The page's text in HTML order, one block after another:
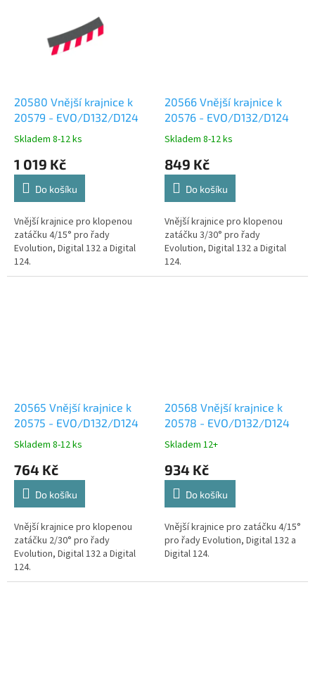
20580 Vnější krajnice k
20579 - EVO/D132/D124
Skladem 8-12 ks
1 019 Kč
Do košíku
Vnější krajnice pro klopenou
zatáčku 4/15° pro řady
Evolution, Digital 132 a Digital
124.
20566 Vnější krajnice k
20576 - EVO/D132/D124
Skladem 8-12 ks
849 Kč
Do košíku
Vnější krajnice pro klopenou
zatáčku 3/30° pro řady
Evolution, Digital 132 a Digital
124.
20565 Vnější krajnice k
20575 - EVO/D132/D124
Skladem 8-12 ks
764 Kč
Do košíku
Vnější krajnice pro klopenou
zatáčku 2/30° pro řady
Evolution, Digital 132 a Digital
124.
20568 Vnější krajnice k
20578 - EVO/D132/D124
Skladem 12+
934 Kč
Do košíku
Vnější krajnice pro zatáčku 4/15°
pro řady Evolution, Digital 132 a
Digital 124.